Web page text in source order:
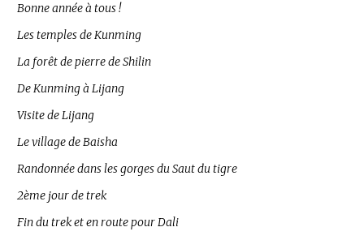
Bonne année à tous !
Les temples de Kunming
La forêt de pierre de Shilin
De Kunming à Lijang
Visite de Lijang
Le village de Baisha
Randonnée dans les gorges du Saut du tigre
2ème jour de trek
Fin du trek et en route pour Dali